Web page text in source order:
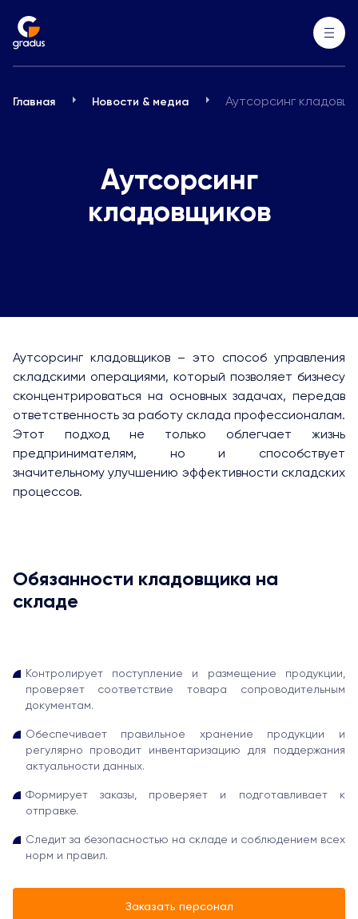
Главная Новости & медиа Аутсорсинг
Аутсорсинг
кладовщиков
Аутсорсинг кладовщиков – это способ управления
складскими операциями, который позволяет бизнесу
сконцентрироваться на основных задачах, передав
ответственность за работу склада профессионалам.
Этот подход не только облегчает жизнь
предпринимателям, но и способствует
значительному улучшению эффективности складских
процессов.
Обязанности кладовщика на
складе
Контролирует поступление и размещение продукции,
проверяет соответствие товара сопроводительным
документам.
Обеспечивает правильное хранение продукции и
регулярно проводит инвентаризацию для поддержания
актуальности данных.
Формирует заказы, проверяет и подготавливает к
отправке.
Следит за безопасностью на складе и соблюдением всех
норм и правил.
Заказать персонал